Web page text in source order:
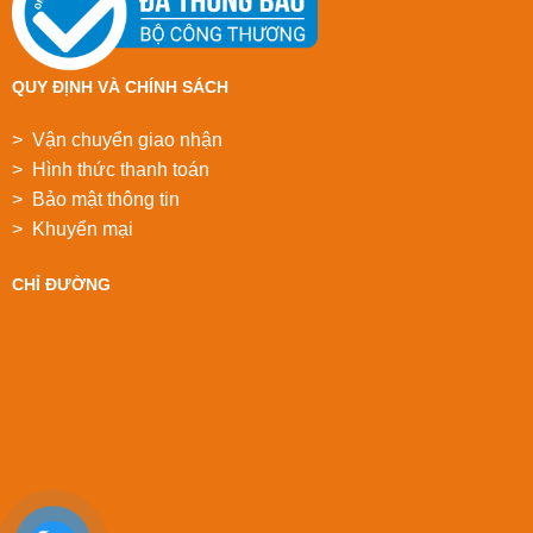
QUY ĐỊNH VÀ CHÍNH SÁCH
> Vận chuyển giao nhận
> Hình thức thanh toán
> Bảo mật thông tin
> Khuyển mại
CHỈ ĐƯỜNG